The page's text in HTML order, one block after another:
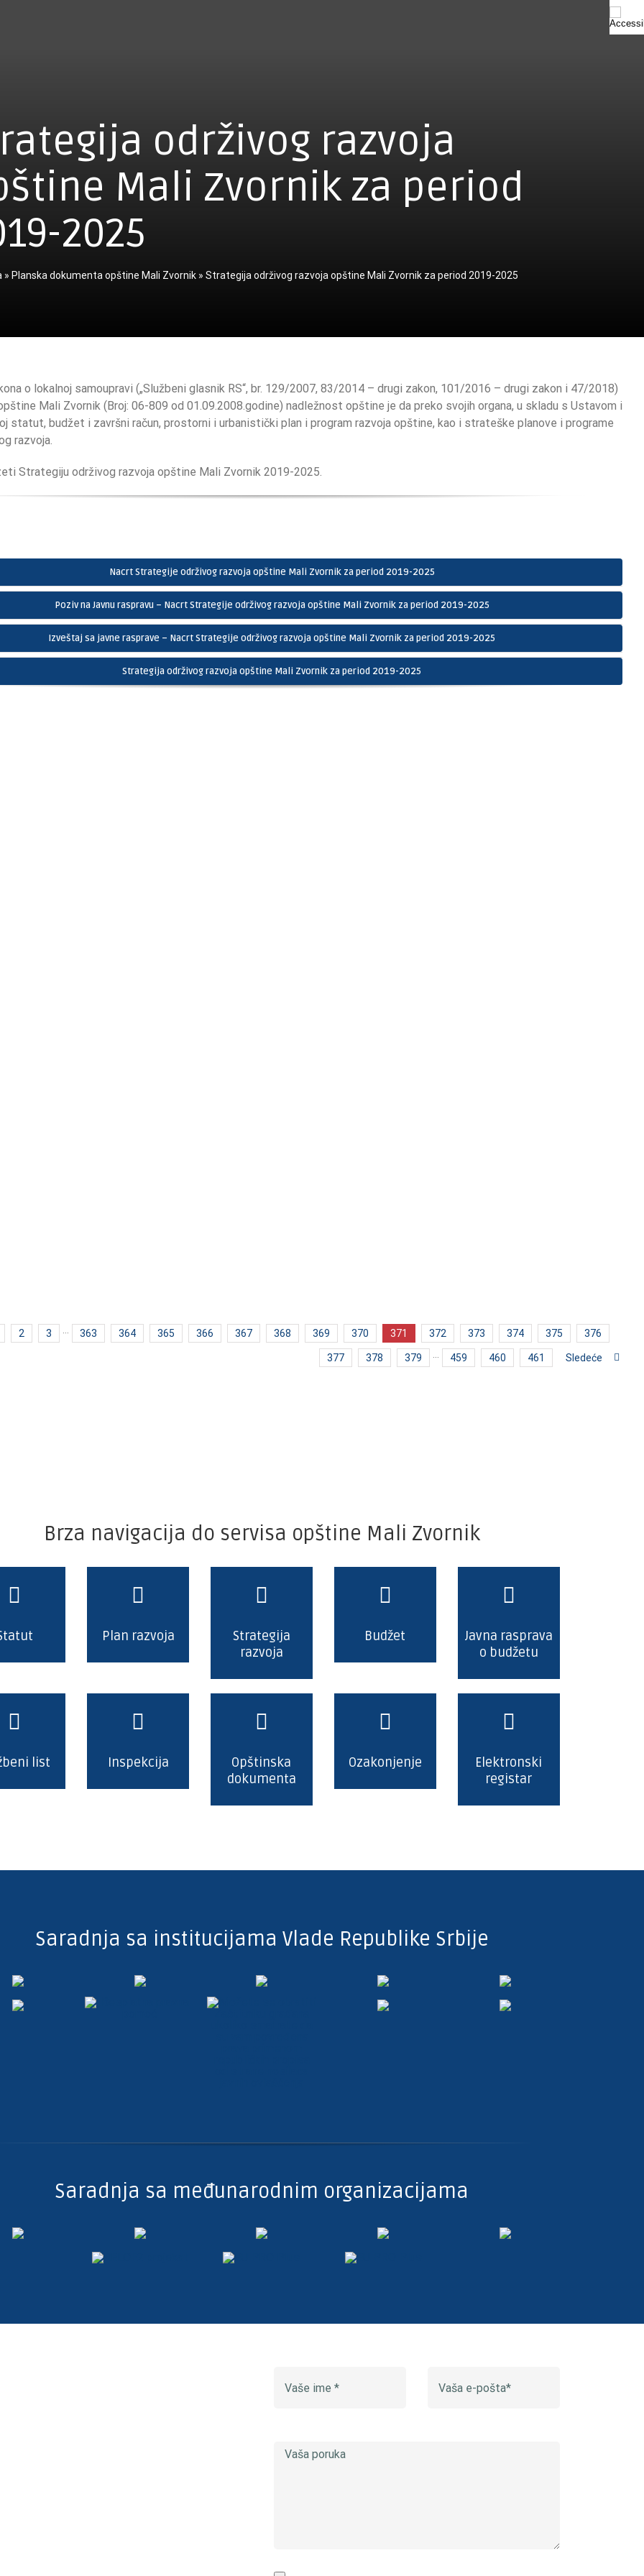
održivog razvoja
Mali Zvornik za period
2025
» Planska dokumenta opštine Mali Zvornik »Strategija održivog razvoja opštine Mali Zvornik za period 2019-2025
o lokalnoj samoupravi („Službeni glasnik RS“, br. 129/2007, 83/2014 – drugi zakon, 101/2016 – drugi zakon i 47/2018)
Mali Zvornik (Broj: 06-809 od 01.09.2008.godine) nadležnost opštine je da preko svojih organa, u skladu s Ustavom i
statut, budžet i završni račun, prostorni i urbanistički plan i program razvoja opštine, kao i strateške planove i programe
razvoja.
Strategiju održivog razvoja opštine Mali Zvornik 2019-2025.
Nacrt Strategije održivog razvoja opštine Mali Zvornik za period 2019-2025
Poziv na Javnu raspravu – Nacrt Strategije održivog razvoja opštine Mali Zvornik za period 2019-2025
Izveštaj sa javne rasprave – Nacrt Strategije održivog razvoja opštine Mali Zvornik za period 2019-2025
Strategija održivog razvoja opštine Mali Zvornik za period 2019-2025
2 3 ··· 363 364 365 366 367 368 369 370 371 372 373 374 375 376
377 378 379 ··· 459 460 461 Sledeće
Brza navigacija do servisa opštine Mali Zvornik
Plan razvoja
Strategija
razvoja
Budžet
Javna rasprava
o budžetu
list Inspekcija
Opštinska
dokumenta
Ozakonjenje
Elektronski
registar
Saradnja sa institucijama Vlade Republike Srbije
Saradnja sa međunarodnim organizacijama